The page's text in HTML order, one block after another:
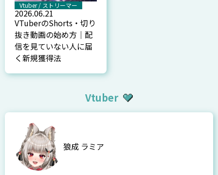
Vtuber / ストリーマー
2026.06.21
VTuberのShorts・切り
抜き動画の始め方｜配
信を見ていない人に届
く新規獲得法
Vtuber
狼成 ラミア